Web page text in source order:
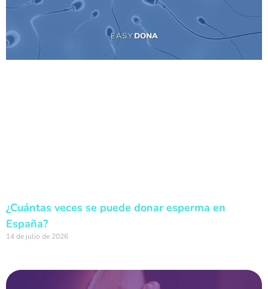
¿Cuántas veces se puede donar esperma en
España?
14 de julio de 2026